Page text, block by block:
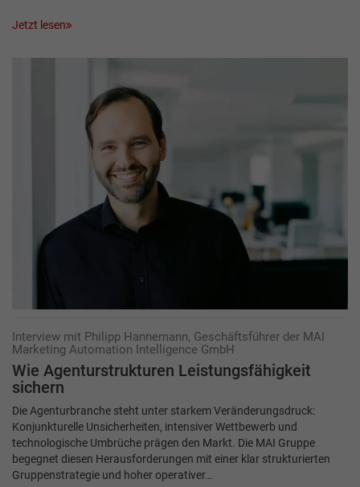
Jetzt lesen
Interview mit Philipp Hannemann, Geschäftsführer der MAI
Marketing Automation Intelligence GmbH
Wie Agenturstrukturen Leistungsfähigkeit
sichern
Die Agenturbranche steht unter starkem Veränderungsdruck:
Konjunkturelle Unsicherheiten, intensiver Wettbewerb und
technologische Umbrüche prägen den Markt. Die MAI Gruppe
begegnet diesen Herausforderungen mit einer klar strukturierten
Gruppenstrategie und hoher operativer…